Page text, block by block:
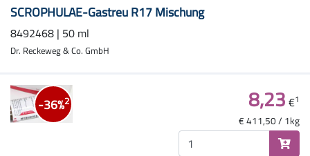
SCROPHULAE-Gastreu R17 Mischung
8492468 | 50 ml
Dr. Reckeweg & Co. GmbH
-36%2 8,23€1
€ 411,50 / 1kg